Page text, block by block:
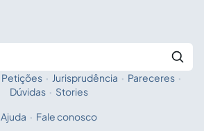
Fale com a IA
Petições · Jurisprudência · Pareceres ·
Dúvidas · Stories
Ajuda · Fale conosco